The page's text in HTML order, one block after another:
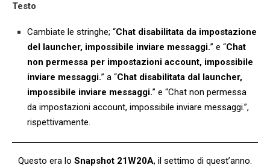
Testo
Cambiate le stringhe; “Chat disabilitata da impostazione
del launcher, impossibile inviare messaggi.” e “Chat
non permessa per impostazioni account, impossibile
inviare messaggi.” a “Chat disabilitata dal launcher,
impossibile inviare messaggi.” e “Chat non permessa
da impostazioni account, impossibile inviare messaggi.”,
rispettivamente.
Questo era lo Snapshot 21W20A, il settimo di quest’anno.